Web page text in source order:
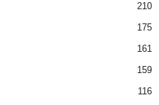
210
175
161
159
116